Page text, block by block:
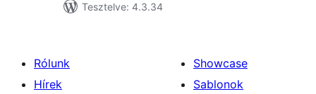
Tesztelve: 4.3.34
Rólunk
Hírek
Showcase
Sablonok